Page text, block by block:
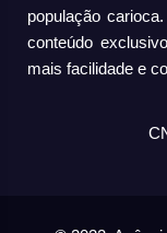
população
conteúdo
mais facilidade e